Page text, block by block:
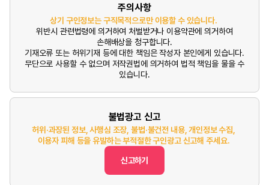
주의사항
상기 구인정보는 구직목적으로만 이용할 수 있습니다.
위반시 관련법령에 의거하여 처벌받거나 이용약관에 의거하여
손해배상을 청구합니다.
기재오류 또는 허위기재 등에 대한 책임은 작성자 본인에게 있습니다.
무단으로 사용할 수 없으며 저작권법에 의거하여 법적 책임을 물을 수
있습니다.
불법광고 신고
허위·과장된 정보, 사행심 조장, 불법·불건전 내용, 개인정보 수집,
이용자 피해 등을 유발하는 부적절한 구인광고 신고해 주세요.
신고하기